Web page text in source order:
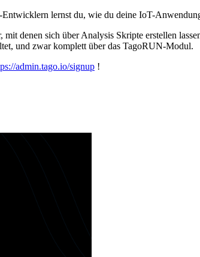
lernst du, wie du deine IoT-
denen sich über Analysis Skripte erstellen
und zwar komplett über das TagoRUN-Modul.
admin.tago.io/signup !